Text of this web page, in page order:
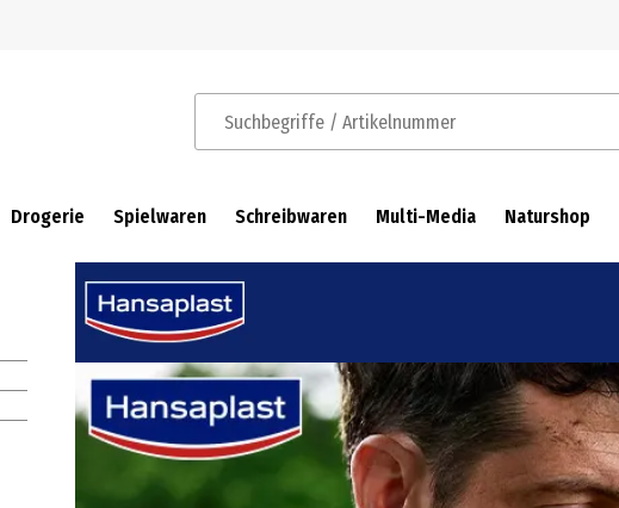
Suchbegriffe / Artikelnummer
Drogerie Spielwaren Schreibwaren Multi-Media Naturshop